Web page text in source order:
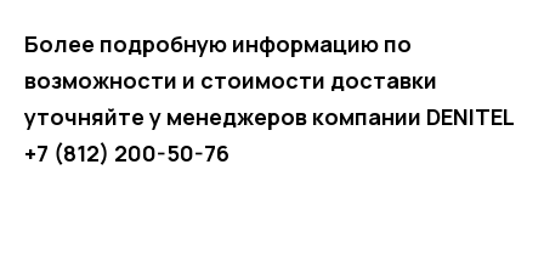
Более подробную информацию по
возможности и стоимости доставки
уточняйте у менеджеров компании DENITEL
+7 (812) 200-50-76